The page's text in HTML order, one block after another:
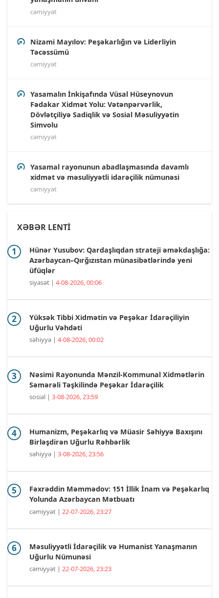
cəmiyyət
Nizami Mayılov: Peşəkarlığın və Liderliyin
Təcəssümü
cəmiyyət
Yasamalın İnkişafında Vüsal Hüseynovun
Fədakar Xidmət Yolu: Vətənpərvərlik,
Dövlətçiliyə Sadiqlik və Sosial Məsuliyyətin
Simvolu
cəmiyyət
Yasamal rayonunun abadlaşmasında davamlı
xidmət və məsuliyyətli idarəçilik nümunəsi
cəmiyyət
XƏBƏR LENTİ
Hünər Yusubov: Qardaşlıqdan strateji əməkdaşlığa:
Azərbaycan–Qırğızıstan münasibətlərində yeni
üfüqlər
siyasət | 4-08-2026, 00:06
Yüksək Tibbi Xidmətin və Peşəkar İdarəçiliyin
Uğurlu Vəhdəti
səhiyyə | 4-08-2026, 00:02
Nəsimi Rayonunda Mənzil-Kommunal Xidmətlərin
Səmərəli Təşkilində Peşəkar İdarəçilik
sosial | 3-08-2026, 23:59
Humanizm, Peşəkarlıq və Müasir Səhiyyə Baxışını
Birləşdirən Uğurlu Rəhbərlik
səhiyyə | 3-08-2026, 23:56
Fəxrəddin Məmmədov: 151 İllik İnam və Peşəkarlıq
Yolunda Azərbaycan Mətbuatı
cəmiyyət | 22-07-2026, 23:27
Məsuliyyətli İdarəçilik və Humanist Yanaşmanın
Uğurlu Nümunəsi
cəmiyyət | 22-07-2026, 23:23